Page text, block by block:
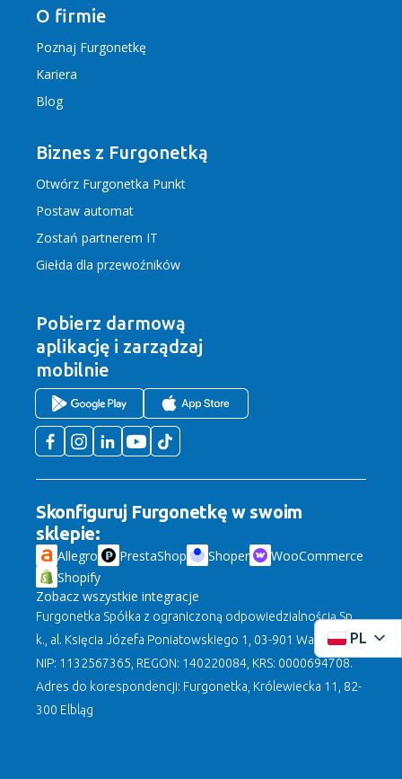
PL
O firmie
Poznaj Furgonetkę
Kariera
Blog
Biznes z Furgonetką
Otwórz Furgonetka Punkt
Postaw automat
Zostań partnerem IT
Giełda dla przewoźników
Pobierz darmową
aplikację i zarządzaj
mobilnie
Skonfiguruj Furgonetkę w swoim
sklepie:
Allegro PrestaShop Shoper
WooCommerce
Shopify
Zobacz wszystkie integracje
Furgonetka Spółka z ograniczoną odpowiedzialnością Sp.
k., al. Księcia Józefa Poniatowskiego 1, 03-901 Warszawa,
NIP: 1132567365, REGON: 140220084, KRS: 0000694708.
Adres do korespondencji: Furgonetka, Królewiecka 11, 82-
300 Elbląg